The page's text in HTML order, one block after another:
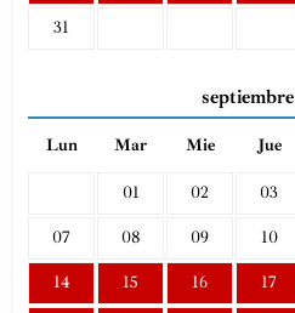
31
septiembre
Lun Mar Mie Jue
01 02 03
07 08 09 10
14 15 16 17